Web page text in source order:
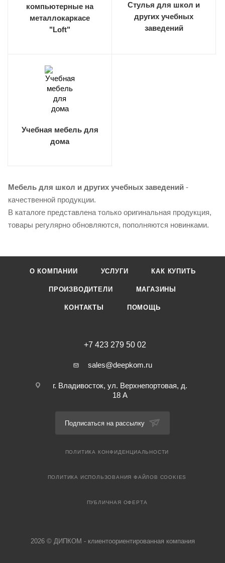
компьютерные на
металлокаркасе
"Loft"
Стулья для школ и
других учебных
заведений
Учебная мебель для
дома
Мебель для школ и других учебных заведений -
качественной продукции.
В каталоге представлена только оригинальная продукция,
товары регулярно обновляются, пополняются новинками.
О КОМПАНИИ УСЛУГИ КАК КУПИТЬ
ПРОИЗВОДИТЕЛИ МАГАЗИНЫ
КОНТАКТЫ ПОМОЩЬ
+7 423 279 50 02
sales@deepkom.ru
г. Владивосток, ул. Верхнепортовая, д.
18 А
Подписаться на рассылку
ПОЛИТИКА КОНФИДЕНЦИАЛЬНОСТИ
ПОЛИТИКА ИСПОЛЬЗОВАНИЯ ФАЙЛОВ COOKIES
ПУБЛИЧНАЯ ОФЕРТА
2026 © ДИПКОМ - клиентоориентированная компания